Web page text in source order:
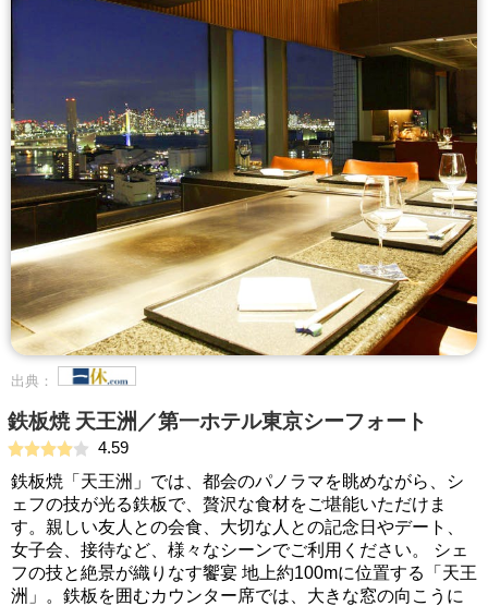
出典：
鉄板焼 天王洲／第一ホテル東京シーフォート
4.59
鉄板焼「天王洲」では、都会のパノラマを眺めながら、シ
ェフの技が光る鉄板で、贅沢な食材をご堪能いただけま
す。親しい友人との会食、大切な人との記念日やデート、
女子会、接待など、様々なシーンでご利用ください。 シェ
フの技と絶景が織りなす饗宴 地上約100mに位置する「天王
洲」。鉄板を囲むカウンター席では、大きな窓の向こうに